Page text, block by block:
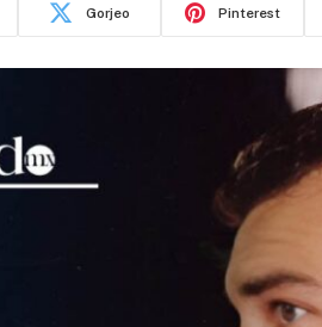
Gorjeo Pinterest